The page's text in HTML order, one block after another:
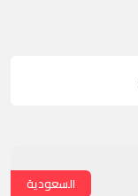
السعودية